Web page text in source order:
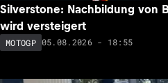
Silverstone: Nachbildung von
wird versteigert
MOTOGP 05.08.2026 - 18:55